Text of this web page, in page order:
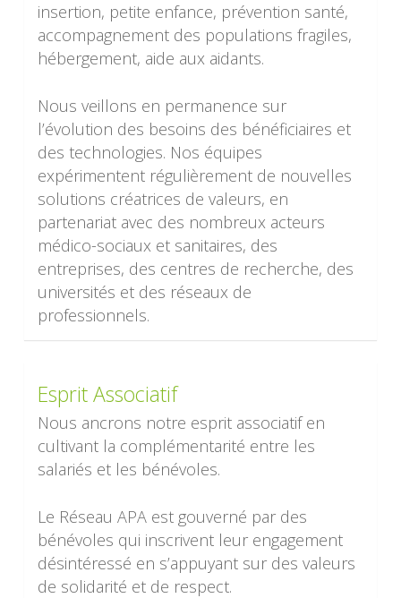
insertion, petite enfance, prévention santé,
accompagnement des populations fragiles,
hébergement, aide aux aidants.
Nous veillons en permanence sur
l’évolution des besoins des bénéficiaires et
des technologies. Nos équipes
expérimentent régulièrement de nouvelles
solutions créatrices de valeurs, en
partenariat avec des nombreux acteurs
médico-sociaux et sanitaires, des
entreprises, des centres de recherche, des
universités et des réseaux de
professionnels.
Esprit Associatif
Nous ancrons notre esprit associatif en
cultivant la complémentarité entre les
salariés et les bénévoles.
Le Réseau APA est gouverné par des
bénévoles qui inscrivent leur engagement
désintéressé en s’appuyant sur des valeurs
de solidarité et de respect.